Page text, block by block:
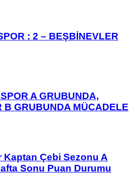
: 2 – BEŞBİNEVLER
A GRUBUNDA,
B GRUBUNDA MÜCADELE
Kaptan Çebi Sezonu A
Sonu Puan Durumu